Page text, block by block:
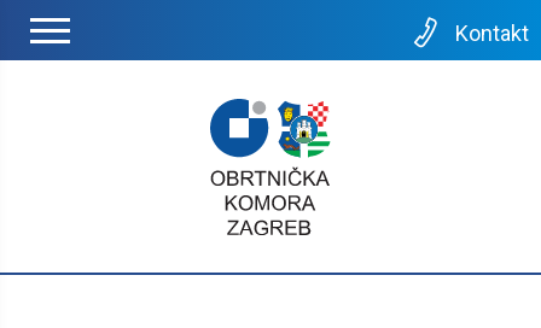
Kontakt